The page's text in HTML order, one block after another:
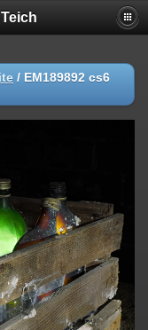
/ EM189892 cs6